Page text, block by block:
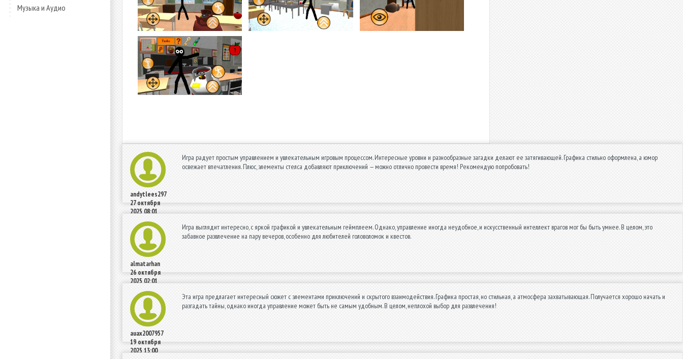
Музыка и Аудио
andytlees297
27 октября
2025 08:01
Игра радует простым управлением и увлекательным игровым процессом. Интересные уровни и разнообразные загадки делают ее затягивающей. Графика стильно оформлена, а юмор
освежает впечатления. Плюс, элементы стелса добавляют приключений — можно отлично провести время! Рекомендую попробовать!
almatarhan
26 октября
2025 02:01
Игра выглядит интересно, с яркой графикой и увлекательным геймплеем. Однако, управление иногда неудобное, и искусственный интеллект врагов мог бы быть умнее. В целом, это
забавное развлечение на пару вечеров, особенно для любителей головоломок и квестов.
auax2007957
19 октября
2025 13:00
Эта игра предлагает интересный сюжет с элементами приключений и скрытого взаимодействия. Графика простая, но стильная, а атмосфера захватывающая. Получается хорошо начать и
разгадать тайны, однако иногда управление может быть не самым удобным. В целом, неплохой выбор для развлечения!